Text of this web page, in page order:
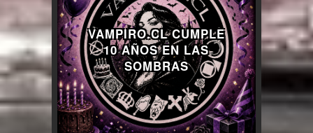
VAMPIRO.CL CUMPLE
10 AÑOS EN LAS
SOMBRAS